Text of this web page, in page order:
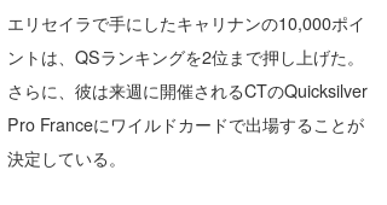
エリセイラで手にしたキャリナンの10,000ポイ
ントは、QSランキングを2位まで押し上げた。
さらに、彼は来週に開催されるCTのQuicksilver
Pro Franceにワイルドカードで出場することが
決定している。
banpaku
Mr.K